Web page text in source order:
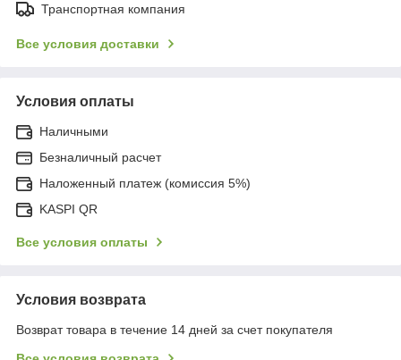
Транспортная компания
Все условия доставки
Условия оплаты
Наличными
Безналичный расчет
Наложенный платеж (комиссия 5%)
KASPI QR
Все условия оплаты
Условия возврата
Возврат товара в течение 14 дней за счет покупателя